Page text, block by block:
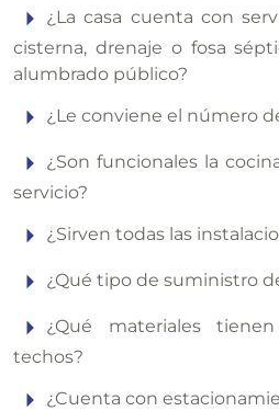
¿La casa cuenta con
cisterna, drenaje o fosa
alumbrado público?
¿Le conviene el número
¿Son funcionales la
servicio?
¿Sirven todas las
¿Qué tipo de suministro
¿Qué materiales
techos?
¿Cuenta con